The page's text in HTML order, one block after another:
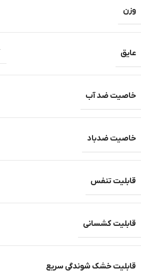
وزن
عایق
خاصیت ضد آب
خاصیت ضدباد
قابلیت تنفس
قابلیت کشسانی
قابلیت خشک شوندگی سریع